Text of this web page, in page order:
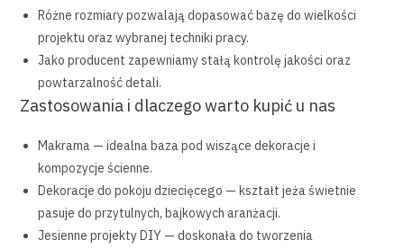
Różne rozmiary pozwalają dopasować bazę do wielkości
projektu oraz wybranej techniki pracy.
Jako producent zapewniamy stałą kontrolę jakości oraz
powtarzalność detali.
Zastosowania i dlaczego warto kupić u nas
Makrama — idealna baza pod wiszące dekoracje i
kompozycje ścienne.
Dekoracje do pokoju dziecięcego — kształt jeża świetnie
pasuje do przytulnych, bajkowych aranżacji.
Jesienne projekty DIY — doskonała do tworzenia